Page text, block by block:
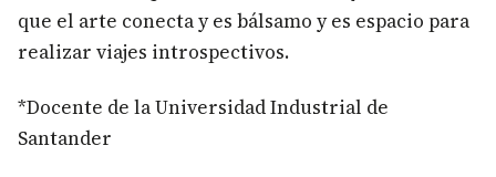
que el arte conecta y es bálsamo y es espacio para
realizar viajes introspectivos.
*Docente de la Universidad Industrial de
Santander